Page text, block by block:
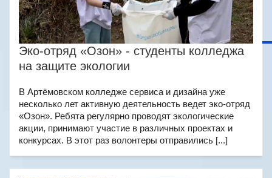
Эко-отряд «Озон» - студенты колледжа
на защите экологии
В Артёмовском колледже сервиса и дизайна уже
несколько лет активную деятельность ведет эко-отряд
«Озон». Ребята регулярно проводят экологические
акции, принимают участие в различных проектах и
конкурсах. В этот раз волонтеры отправились [...]